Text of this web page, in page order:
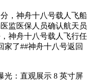
，神舟十八号载人飞船
监医保人员确认航天员
神舟十八号载人飞行任
了##神舟十八号返回
光：直观展示 8 英寸屏